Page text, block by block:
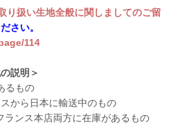
り扱い生地全般に関しましてのご留
さい。
114
説明＞
るもの
から日本に輸送中のもの
ランス本店両方に在庫があるもの